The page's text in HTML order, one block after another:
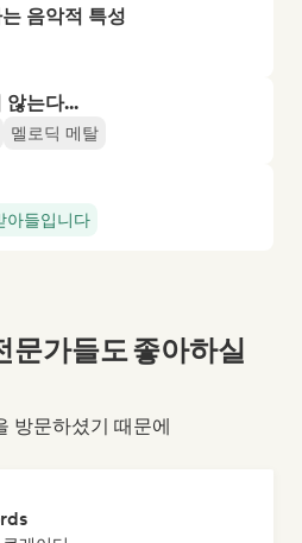
음악적 특성
않는다...
멜로딕 메탈
아들입니다
문가들도 좋아하실
방문하셨기 때문에